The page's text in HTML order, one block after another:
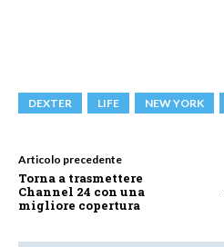
DEXTER LIFE NEW YORK
Articolo precedente
Torna a trasmettere
Channel 24 con una
migliore copertura